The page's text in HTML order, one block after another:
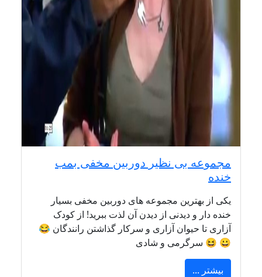
مجموعه بی نظیر دوربین مخفی بمب
خنده
یکی از بهترین مجموعه های دوربین مخفی بسیار
خنده دار و دیدنی از دیدن آن لذت ببرید! از کودک
آزاری تا حیوان آزاری و سرکار گذاشتن رانندگان 😂
😀 😆 سرگرمی و شادی
بیشتر ...